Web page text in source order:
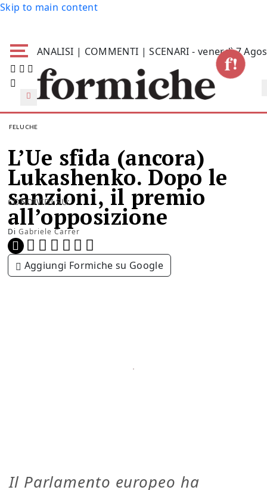
Skip to main content
ANALISI | COMMENTI | SCENARI - venerdì 7
FELUCHE
L’Ue sfida (ancora)
Lukashenko. Dopo le
sanzioni, il premio
all’opposizione
Di Gabriele Carrer
CONDIVIDI SU:
Aggiungi Formiche su Google
Il Parlamento europeo ha